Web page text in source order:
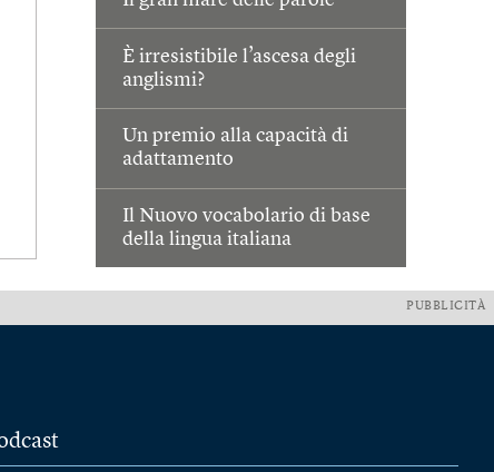
È irresistibile l’ascesa degli
anglismi?
Un premio alla capacità di
adattamento
Il Nuovo vocabolario di base
della lingua italiana
PUBBLICITÀ